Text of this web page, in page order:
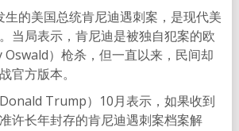
生的美国总统肯尼迪遇刺案，是现代美
当局表示，肯尼迪是被独自犯案的欧
）枪杀，但一直以来，民间却
官方版本。
Trump）10月表示，如果收到
许长年封存的肯尼迪遇刺案档案解